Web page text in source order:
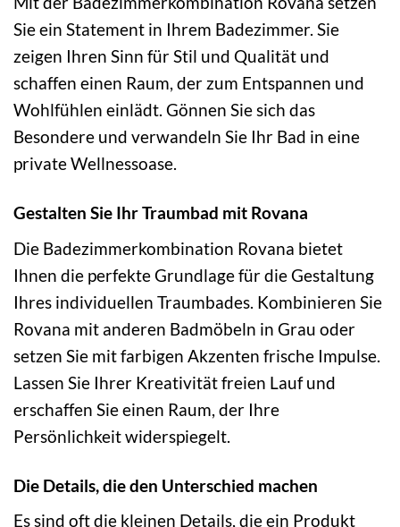
Sie ein Statement in Ihrem Badezimmer. Sie
zeigen Ihren Sinn für Stil und Qualität und
schaffen einen Raum, der zum Entspannen und
Wohlfühlen einlädt. Gönnen Sie sich das
Besondere und verwandeln Sie Ihr Bad in eine
private Wellnessoase.
Gestalten Sie Ihr Traumbad mit Rovana
Die Badezimmerkombination Rovana bietet
Ihnen die perfekte Grundlage für die Gestaltung
Ihres individuellen Traumbades. Kombinieren Sie
Rovana mit anderen Badmöbeln in Grau oder
setzen Sie mit farbigen Akzenten frische Impulse.
Lassen Sie Ihrer Kreativität freien Lauf und
erschaffen Sie einen Raum, der Ihre
Persönlichkeit widerspiegelt.
Die Details, die den Unterschied machen
Es sind oft die kleinen Details, die ein Produkt